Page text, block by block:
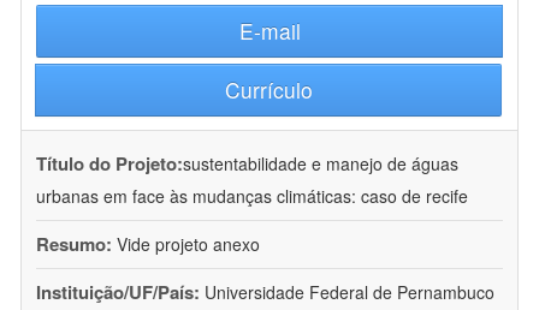
E-mail
Currículo
Título do Projeto:sustentabilidade e manejo de águas
urbanas em face às mudanças climáticas: caso de recife
Resumo: Vide projeto anexo
Instituição/UF/País: Universidade Federal de Pernambuco